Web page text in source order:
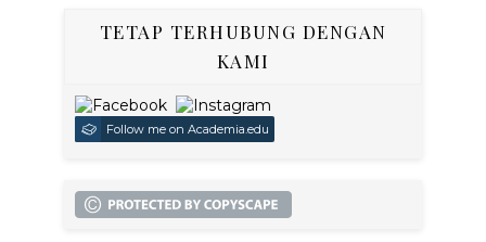
TETAP TERHUBUNG DENGAN
KAMI
Follow me on Academia.edu